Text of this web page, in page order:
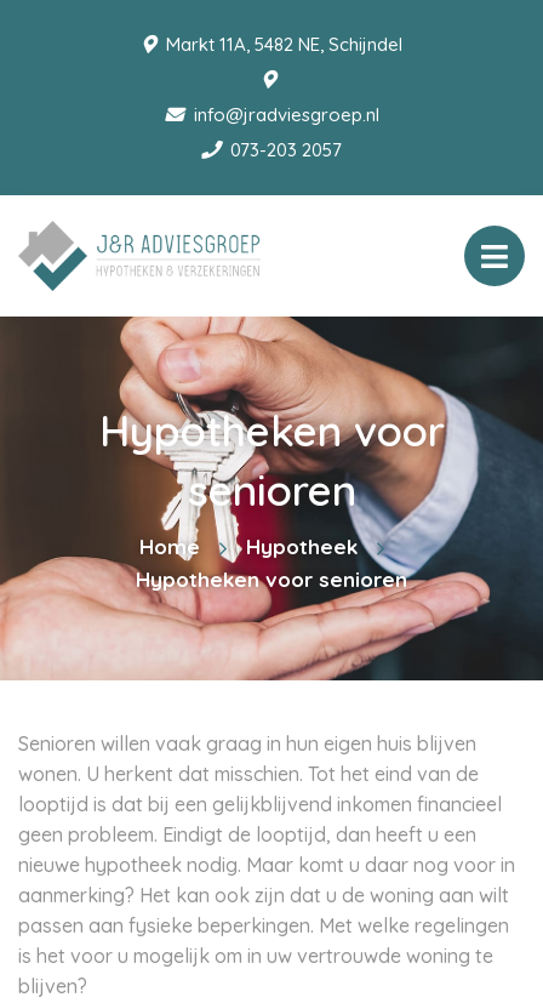
Markt 11A, 5482 NE, Schijndel
info@jradviesgroep.nl
073-203 2057
Hypotheken voor
senioren
Home
Hypotheek
Hypotheken voor senioren
Senioren willen vaak graag in hun eigen huis blijven
wonen. U herkent dat misschien. Tot het eind van de
looptijd is dat bij een gelijkblijvend inkomen financieel
geen probleem. Eindigt de looptijd, dan heeft u een
nieuwe hypotheek nodig. Maar komt u daar nog voor in
aanmerking? Het kan ook zijn dat u de woning aan wilt
passen aan fysieke beperkingen. Met welke regelingen
is het voor u mogelijk om in uw vertrouwde woning te
blijven?